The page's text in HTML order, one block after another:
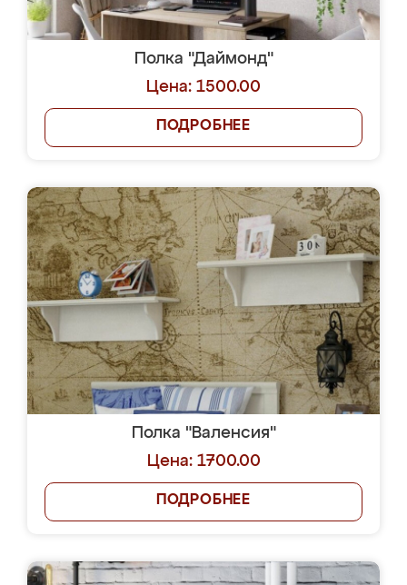
Полка "Даймонд"
Цена: 1500.00
ПОДРОБНЕЕ
Полка "Валенсия"
Цена: 1700.00
ПОДРОБНЕЕ